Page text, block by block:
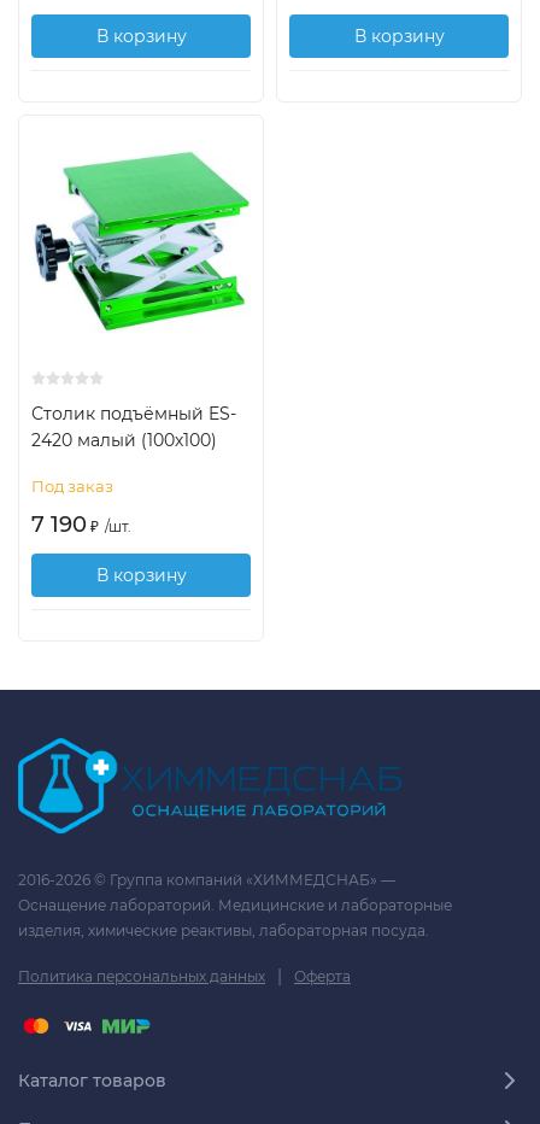
В корзину В корзину
Столик подъёмный ES-
2420 малый (100х100)
Под заказ
7 190 ₽ /шт.
В корзину
2016-2026 © Группа компаний «ХИММЕДСНАБ» —
Оснащение лабораторий. Медицинские и лабораторные
изделия, химические реактивы, лабораторная посуда.
Политика персональных данных | Оферта
Каталог товаров